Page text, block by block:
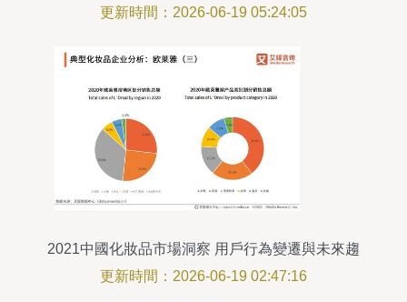
更新時間：2026-06-19 05:24:05
2021中國化妝品市場洞察 用戶行為變遷與未來趨
勢預判
更新時間：2026-06-19 02:47:16